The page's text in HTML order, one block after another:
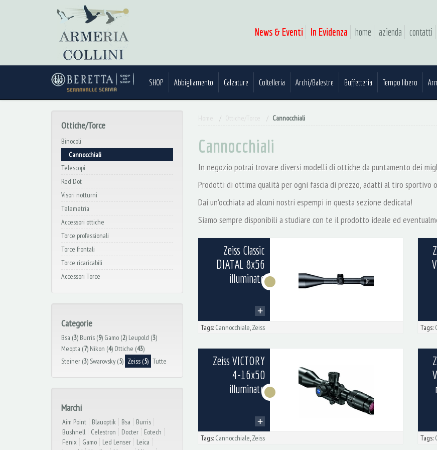
News & Eventi In Evidenza home azienda contatti
SHOP Abbigliamento Calzature Coltelleria Archi/Balestre Buffetteria Tempo libero
Cannocchiali
Cannocchiali
In negozio potrai trovare diversi modelli di ottiche da puntamento dei
Prodotti di ottima qualità per ogni fascia di prezzo, adatti al tiro sportivo o
Dai un'occhiata ad alcuni nostri espempi in questa sezione dedicata!
Siamo sempre disponibili a studiare con te il prodotto ideale ed
Zeiss Classic
DIATAL 8x56
illuminato
Tags: Cannocchiale,Zeiss Tags:
Zeiss VICTORY
4-16x50
illuminato
Tags: Cannocchiale,Zeiss Tags:
Ottiche/Torce
Binocoli
Cannocchiali
Telescopi
Red Dot
Visori notturni
Telemetria
Accessori ottiche
Torce professionali
Torce frontali
Torce ricaricabili
Accessori Torce
Categorie
Bsa (3) Burris (9) Gamo (2) Leupold (3)
Meopta (7) Nikon (4) Ottiche (43)
Steiner (3) Swarovsky (5) Zeiss (5) Tutte
Marchi
Aim Point Blauoptik Bsa
Burris
Bushnell
Celestron Docter
Eotech
Fenix
Gamo Led Lenser
Leica